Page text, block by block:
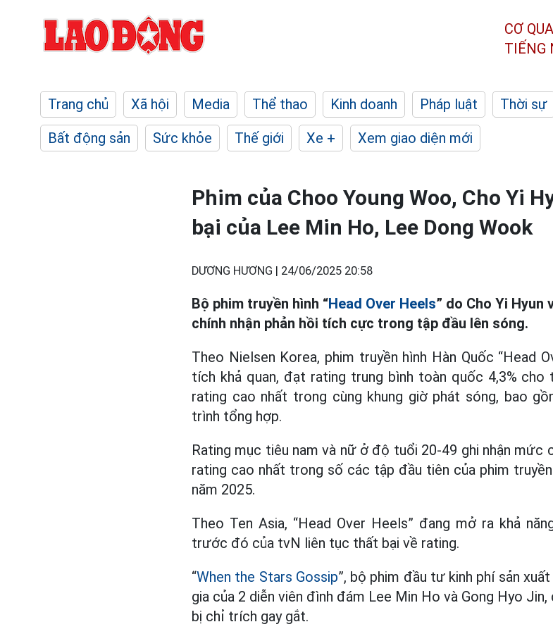
CƠ
TIẾNG
Trang chủ Xã hội Media Thể thao Kinh doanh Pháp luật Thời sự
Bất động sản
Sức khỏe Thế giới Xe + Xem giao diện mới
Phim của Choo Young Woo, Cho Yi
bại của Lee Min Ho, Lee Dong Wook
DƯƠNG HƯƠNG | 24/06/2025 20:58
Bộ phim truyền hình “Head Over Heels” do Cho Yi Hyun
chính nhận phản hồi tích cực trong tập đầu lên sóng.
Theo Nielsen Korea, phim truyền hình Hàn Quốc “Head
tích khả quan, đạt rating trung bình toàn quốc 4,3%
rating cao nhất trong cùng khung giờ phát sóng, bao
trình tổng hợp.
Rating mục tiêu nam và nữ ở độ tuổi 20-49 ghi nhận mức
rating cao nhất trong số các tập đầu tiên của phim
năm 2025.
Theo Ten Asia, “Head Over Heels” đang mở ra khả
trước đó của tvN liên tục thất bại về rating.
“When the Stars Gossip”, bộ phim đầu tư kinh phí sản
gia của 2 diễn viên đình đám Lee Min Ho và Gong Hyo
bị chỉ trích gay gắt.